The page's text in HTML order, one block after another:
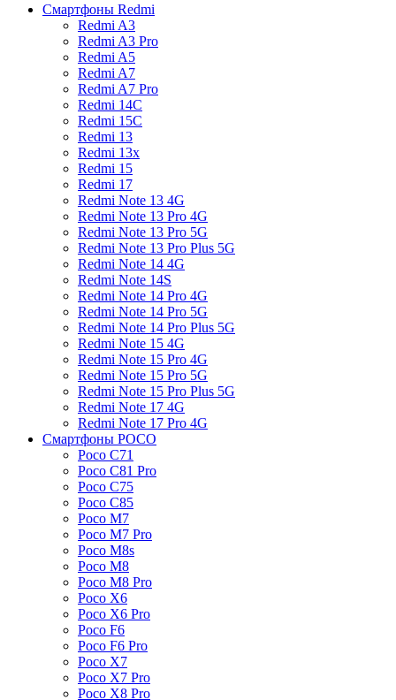
Смартфоны Redmi
Redmi A3
Redmi A3 Pro
Redmi A5
Redmi A7
Redmi A7 Pro
Redmi 14C
Redmi 15C
Redmi 13
Redmi 13x
Redmi 15
Redmi 17
Redmi Note 13 4G
Redmi Note 13 Pro 4G
Redmi Note 13 Pro 5G
Redmi Note 13 Pro Plus 5G
Redmi Note 14 4G
Redmi Note 14S
Redmi Note 14 Pro 4G
Redmi Note 14 Pro 5G
Redmi Note 14 Pro Plus 5G
Redmi Note 15 4G
Redmi Note 15 Pro 4G
Redmi Note 15 Pro 5G
Redmi Note 15 Pro Plus 5G
Redmi Note 17 4G
Redmi Note 17 Pro 4G
Смартфоны POCO
Poco C71
Poco C81 Pro
Poco C75
Poco C85
Poco M7
Poco M7 Pro
Poco M8s
Poco M8
Poco M8 Pro
Poco X6
Poco X6 Pro
Poco F6
Poco F6 Pro
Poco X7
Poco X7 Pro
Poco X8 Pro